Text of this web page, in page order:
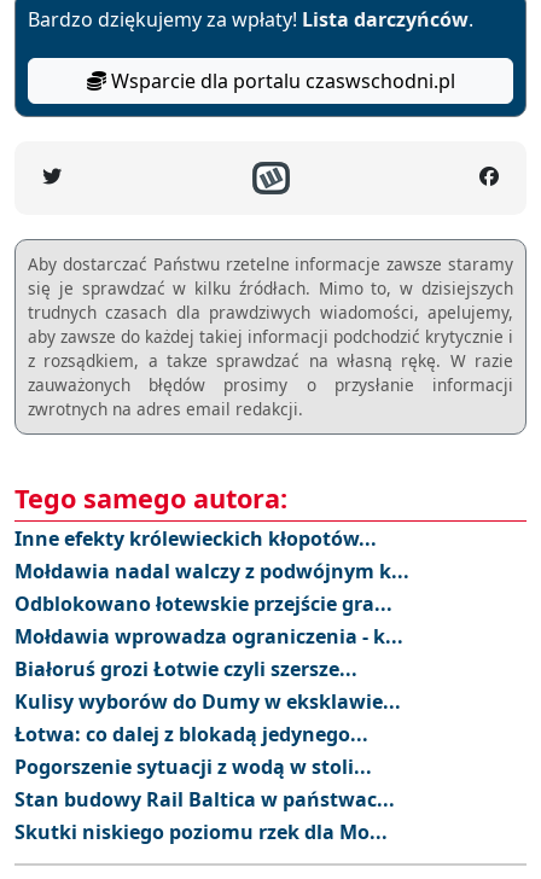
Bardzo dziękujemy za wpłaty! Lista darczyńców.
Wsparcie dla portalu czaswschodni.pl
Aby dostarczać Państwu rzetelne informacje zawsze staramy
się je sprawdzać w kilku źródłach. Mimo to, w dzisiejszych
trudnych czasach dla prawdziwych wiadomości, apelujemy,
aby zawsze do każdej takiej informacji podchodzić krytycznie i
z rozsądkiem, a takze sprawdzać na własną rękę. W razie
zauważonych błędów prosimy o przysłanie informacji
zwrotnych na adres email redakcji.
Tego samego autora:
Inne efekty królewieckich kłopotów...
Mołdawia nadal walczy z podwójnym k...
Odblokowano łotewskie przejście gra...
Mołdawia wprowadza ograniczenia - k...
Białoruś grozi Łotwie czyli szersze...
Kulisy wyborów do Dumy w eksklawie...
Łotwa: co dalej z blokadą jedynego...
Pogorszenie sytuacji z wodą w stoli...
Stan budowy Rail Baltica w państwac...
Skutki niskiego poziomu rzek dla Mo...